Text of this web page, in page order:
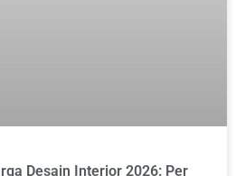
Desain Interior 2026: Per